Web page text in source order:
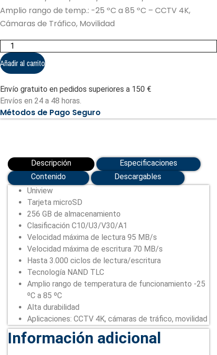
Amplio rango de temp.: -25 ºC a 85 ºC – CCTV 4K,
Cámaras de Tráfico, Movilidad
Tarjeta
microSD
Uniview
-
Capacidad
GB
(UV-
TF-
256G-
MT)
Añadir al carrito
Envío gratuito en pedidos superiores a 150 €
Envíos en 24 a 48 horas.
Métodos de Pago Seguro
Descripción
Especificaciones
Contenido
Descargables
Uniview
Tarjeta microSD
256 GB de almacenamiento
Clasificación C10/U3/V30/A1
Velocidad máxima de lectura 95 MB/s
Velocidad máxima de escritura 70 MB/s
Hasta 3.000 ciclos de lectura/escritura
Tecnología NAND TLC
Amplio rango de temperatura de funcionamiento -25
ºC a 85 ºC
Alta durabilidad
Aplicaciones: CCTV 4K, cámaras de tráfico, movilidad
Información adicional